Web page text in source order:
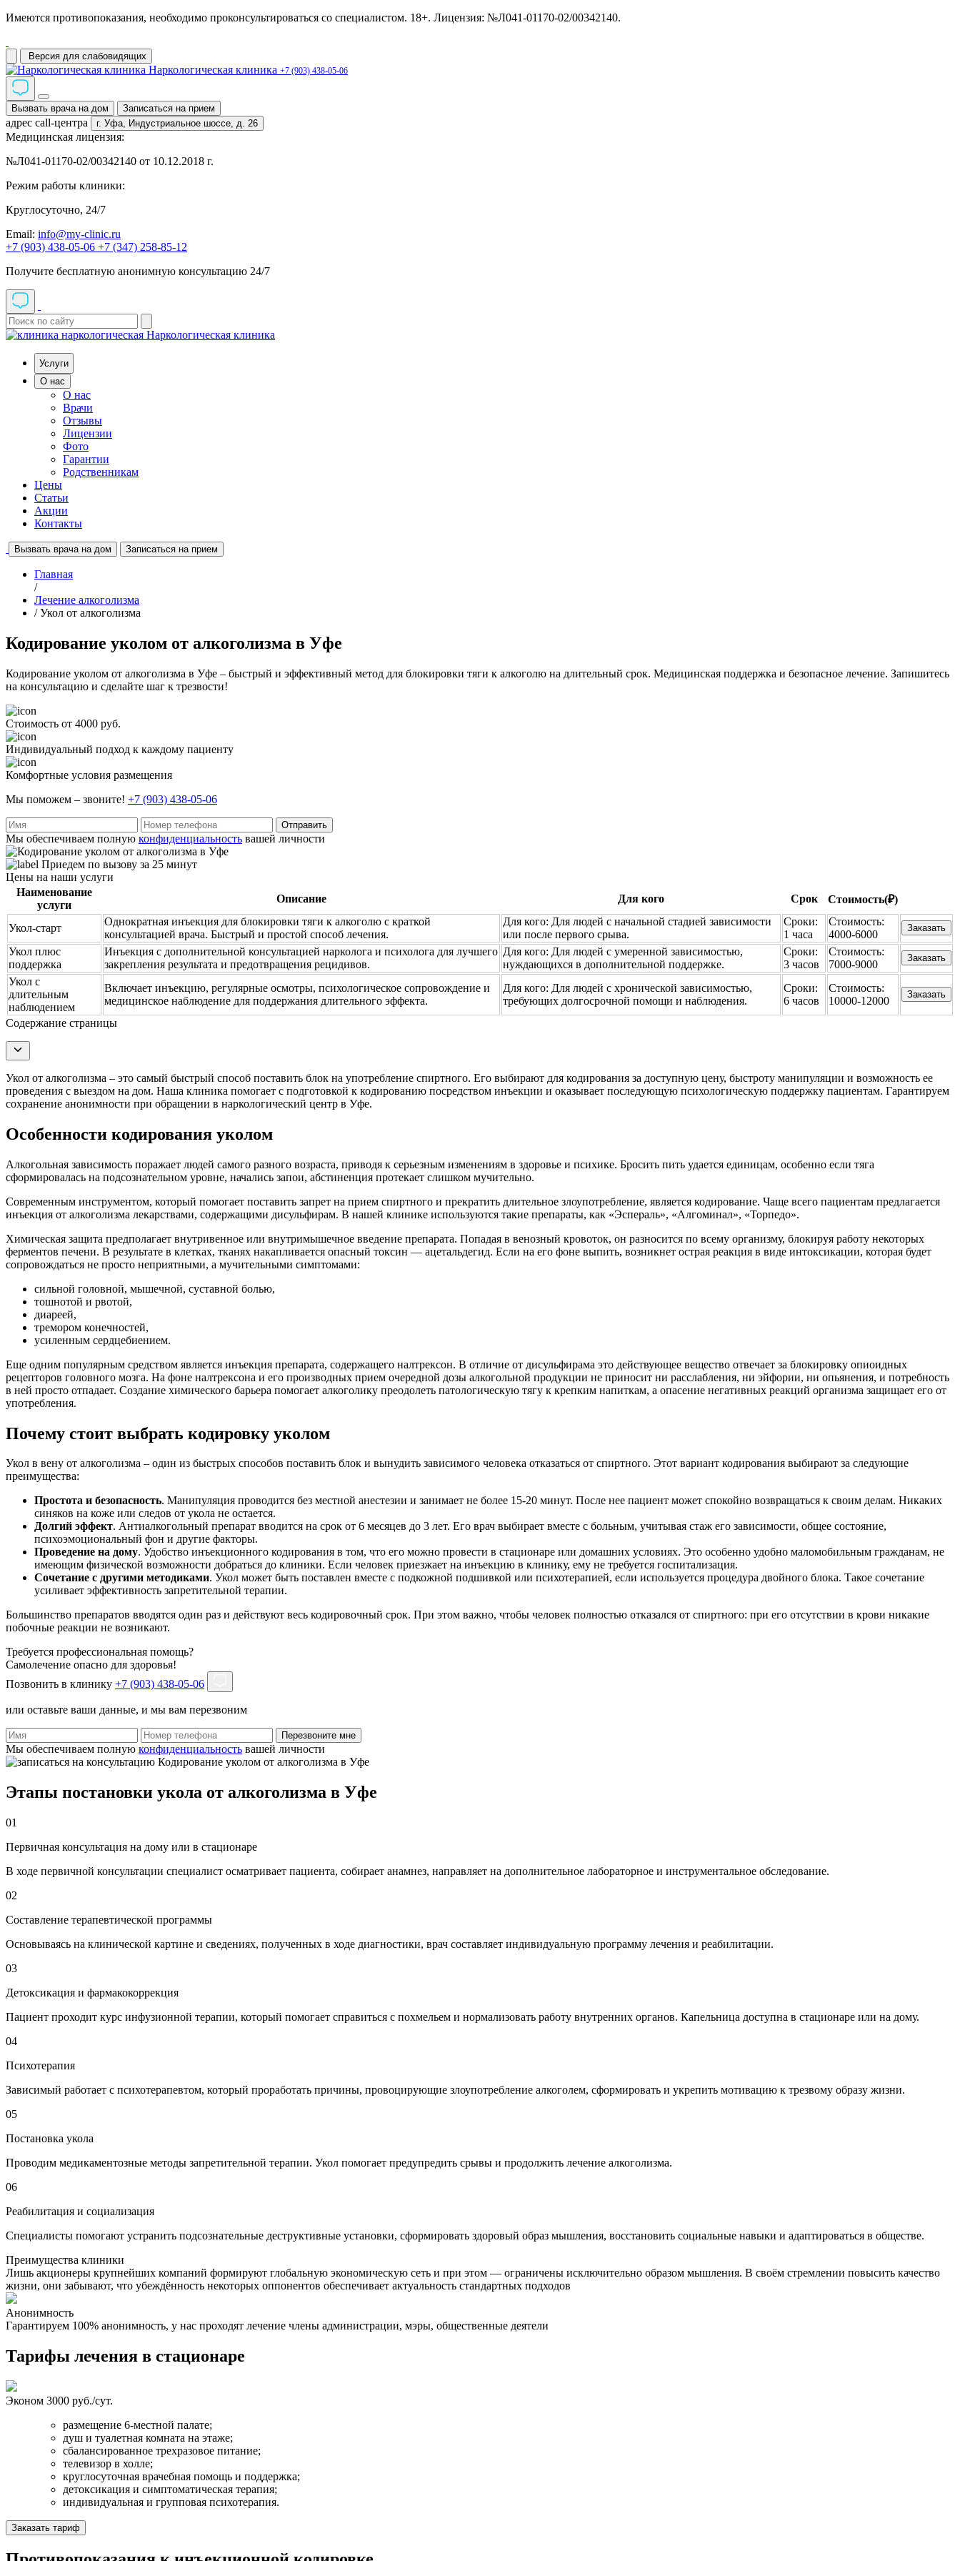
Имеются противопоказания, необходимо проконсультироваться со специалистом. 18+. Лицензия: №Л041-01170-02/00342140.
Версия для слабовидящих
Наркологическая клиника +7 (903) 438-05-06
Вызвать врача на дом Записаться на прием
адрес call-центра г. Уфа, Индустриальное шоссе, д. 26
Медицинская лицензия:
№Л041-01170-02/00342140 от 10.12.2018 г.
Режим работы клиники:
Круглосуточно, 24/7
Email: info@my-clinic.ru
+7 (903) 438-05-06 +7 (347) 258-85-12
Получите бесплатную анонимную консультацию 24/7
Наркологическая клиника
Услуги
О нас
О нас
Врачи
Отзывы
Лицензии
Фото
Гарантии
Родственникам
Цены
Статьи
Акции
Контакты
Вызвать врача на дом Записаться на прием
Главная
/
Лечение алкоголизма
/ Укол от алкоголизма
Кодирование уколом от алкоголизма в Уфе
Кодирование уколом от алкоголизма в Уфе – быстрый и эффективный метод для блокировки тяги к алкоголю на длительный срок. Медицинская поддержка и безопасное лечение. Запишитесь
на консультацию и сделайте шаг к трезвости!
Стоимость от 4000 руб.
Индивидуальный подход к каждому пациенту
Комфортные условия размещения
Мы поможем – звоните! +7 (903) 438-05-06
Отправить
Мы обеспечиваем полную конфиденциальность вашей личности
Приедем по вызову за 25 минут
Цены на наши услуги
Наименование
услуги
Описание Для кого Срок Стоимость(₽)
Укол-старт
Однократная инъекция для блокировки тяги к алкоголю с краткой
консультацией врача. Быстрый и простой способ лечения.
Для кого: Для людей с начальной стадией зависимости
или после первого срыва.
Сроки:
1 часа
Стоимость:
4000-6000
Заказать
Укол плюс
поддержка
Инъекция с дополнительной консультацией нарколога и психолога для лучшего
закрепления результата и предотвращения рецидивов.
Для кого: Для людей с умеренной зависимостью,
нуждающихся в дополнительной поддержке.
Сроки:
3 часов
Стоимость:
7000-9000
Заказать
Укол с
длительным
наблюдением
Включает инъекцию, регулярные осмотры, психологическое сопровождение и
медицинское наблюдение для поддержания длительного эффекта.
Для кого: Для людей с хронической зависимостью,
требующих долгосрочной помощи и наблюдения.
Сроки:
6 часов
Стоимость:
10000-12000
Заказать
Содержание страницы
Укол от алкоголизма – это самый быстрый способ поставить блок на употребление спиртного. Его выбирают для кодирования за доступную цену, быстроту манипуляции и возможность ее
проведения с выездом на дом. Наша клиника помогает с подготовкой к кодированию посредством инъекции и оказывает последующую психологическую поддержку пациентам. Гарантируем
сохранение анонимности при обращении в наркологический центр в Уфе.
Особенности кодирования уколом
Алкогольная зависимость поражает людей самого разного возраста, приводя к серьезным изменениям в здоровье и психике. Бросить пить удается единицам, особенно если тяга
сформировалась на подсознательном уровне, начались запои, абстиненция протекает слишком мучительно.
Современным инструментом, который помогает поставить запрет на прием спиртного и прекратить длительное злоупотребление, является кодирование. Чаще всего пациентам предлагается
инъекция от алкоголизма лекарствами, содержащими дисульфирам. В нашей клинике используются такие препараты, как «Эспераль», «Алгоминал», «Торпедо».
Химическая защита предполагает внутривенное или внутримышечное введение препарата. Попадая в венозный кровоток, он разносится по всему организму, блокируя работу некоторых
ферментов печени. В результате в клетках, тканях накапливается опасный токсин — ацетальдегид. Если на его фоне выпить, возникнет острая реакция в виде интоксикации, которая будет
сопровождаться не просто неприятными, а мучительными симптомами:
сильной головной, мышечной, суставной болью,
тошнотой и рвотой,
диареей,
тремором конечностей,
усиленным сердцебиением.
Еще одним популярным средством является инъекция препарата, содержащего налтрексон. В отличие от дисульфирама это действующее вещество отвечает за блокировку опиоидных
рецепторов головного мозга. На фоне налтрексона и его производных прием очередной дозы алкогольной продукции не приносит ни расслабления, ни эйфории, ни опьянения, и потребность
в ней просто отпадает. Создание химического барьера помогает алкоголику преодолеть патологическую тягу к крепким напиткам, а опасение негативных реакций организма защищает его от
употребления.
Почему стоит выбрать кодировку уколом
Укол в вену от алкоголизма – один из быстрых способов поставить блок и вынудить зависимого человека отказаться от спиртного. Этот вариант кодирования выбирают за следующие
преимущества:
Простота и безопасность. Манипуляция проводится без местной анестезии и занимает не более 15-20 минут. После нее пациент может спокойно возвращаться к своим делам. Никаких
синяков на коже или следов от укола не остается.
Долгий эффект. Антиалкогольный препарат вводится на срок от 6 месяцев до 3 лет. Его врач выбирает вместе с больным, учитывая стаж его зависимости, общее состояние,
психоэмоциональный фон и другие факторы.
Проведение на дому. Удобство инъекционного кодирования в том, что его можно провести в стационаре или домашних условиях. Это особенно удобно маломобильным гражданам, не
имеющим физической возможности добраться до клиники. Если человек приезжает на инъекцию в клинику, ему не требуется госпитализация.
Сочетание с другими методиками. Укол может быть поставлен вместе с подкожной подшивкой или психотерапией, если используется процедура двойного блока. Такое сочетание
усиливает эффективность запретительной терапии.
Большинство препаратов вводятся один раз и действуют весь кодировочный срок. При этом важно, чтобы человек полностью отказался от спиртного: при его отсутствии в крови никакие
побочные реакции не возникают.
Требуется профессиональная помощь?
Самолечение опасно для здоровья!
Позвонить в клинику +7 (903) 438-05-06
или оставьте ваши данные, и мы вам перезвоним
Перезвоните мне
Мы обеспечиваем полную конфиденциальность вашей личности
Этапы постановки укола от алкоголизма в Уфе
01
Первичная консультация на дому или в стационаре
В ходе первичной консультации специалист осматривает пациента, собирает анамнез, направляет на дополнительное лабораторное и инструментальное обследование.
02
Составление терапевтической программы
Основываясь на клинической картине и сведениях, полученных в ходе диагностики, врач составляет индивидуальную программу лечения и реабилитации.
03
Детоксикация и фармакокоррекция
Пациент проходит курс инфузионной терапии, который помогает справиться с похмельем и нормализовать работу внутренних органов. Капельница доступна в стационаре или на дому.
04
Психотерапия
Зависимый работает с психотерапевтом, который проработать причины, провоцирующие злоупотребление алкоголем, сформировать и укрепить мотивацию к трезвому образу жизни.
05
Постановка укола
Проводим медикаментозные методы запретительной терапии. Укол помогает предупредить срывы и продолжить лечение алкоголизма.
06
Реабилитация и социализация
Специалисты помогают устранить подсознательные деструктивные установки, сформировать здоровый образ мышления, восстановить социальные навыки и адаптироваться в обществе.
Преимущества клиники
Лишь акционеры крупнейших компаний формируют глобальную экономическую сеть и при этом — ограничены исключительно образом мышления. В своём стремлении повысить качество
жизни, они забывают, что убеждённость некоторых оппонентов обеспечивает актуальность стандартных подходов
Анонимность
Гарантируем 100% анонимность, у нас проходят лечение члены администрации, мэры, общественные деятели
Тарифы лечения в стационаре
Эконом 3000 руб./сут.
размещение 6-местной палате;
душ и туалетная комната на этаже;
сбалансированное трехразовое питание;
телевизор в холле;
круглосуточная врачебная помощь и поддержка;
детоксикация и симптоматическая терапия;
индивидуальная и групповая психотерапия.
Заказать тариф